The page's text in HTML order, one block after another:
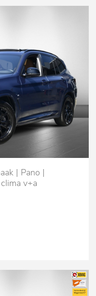
| Pano |
v+a